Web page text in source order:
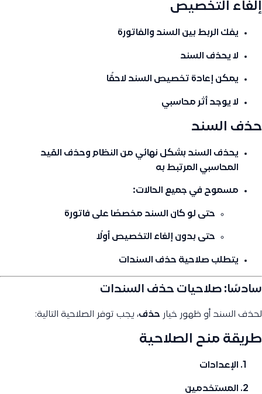
إلغاء التخصيص
يفك الربط بين السند والفاتورة
لا يحذف السند
يمكن إعادة تخصيص السند لاحقًا
لا يوجد أثر محاسبي
حذف السند
يحذف السند بشكل نهائي من النظام وحذف القيد
المحاسبي المرتبط به
مسموح في جميع الحالات:
حتى لو كان السند مخصصًا على فاتورة
حتى بدون إلغاء التخصيص أولًا
يتطلب صلاحية حذف السندات
سادسًا: صلاحيات حذف السندات
لحذف السند أو ظهور خيار حذف، يجب توفر الصلاحية التالية:
طريقة منح الصلاحية
الإعدادات
المستخدمين